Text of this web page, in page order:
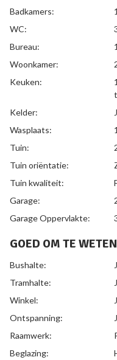
Badkamers:
1
WC:
Bureau:
1
Woonkamer:
Keuken:
Kelder:
Wasplaats:
Tuin:
Tuin oriëntatie:
Tuin kwaliteit:
Garage:
Garage Oppervlakte:
GOED OM TE WETEN
Bushalte:
Tramhalte:
Winkel:
Ontspanning:
Raamwerk:
Beglazing: